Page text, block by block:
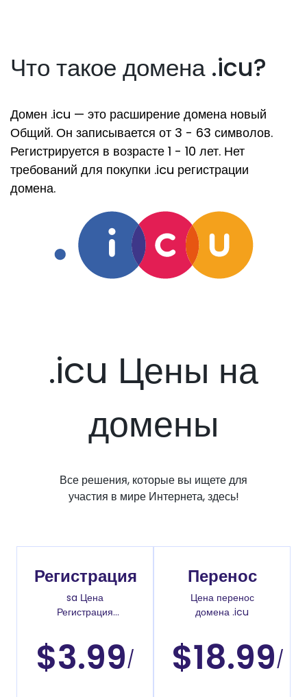
Что такое домена .icu?
Домен .icu — это расширение домена новый
Общий. Он записывается от 3 - 63 символов.
Регистрируется в возрасте 1 - 10 лет. Нет
требований для покупки .icu регистрации
домена.
.icu Цены на
домены
Все решения, которые вы ищете для
участия в мире Интернета, здесь!
Регистрация
sa Цена
Регистрация
$3.99/
Перенос
Цена перенос
домена .icu
$18.99/